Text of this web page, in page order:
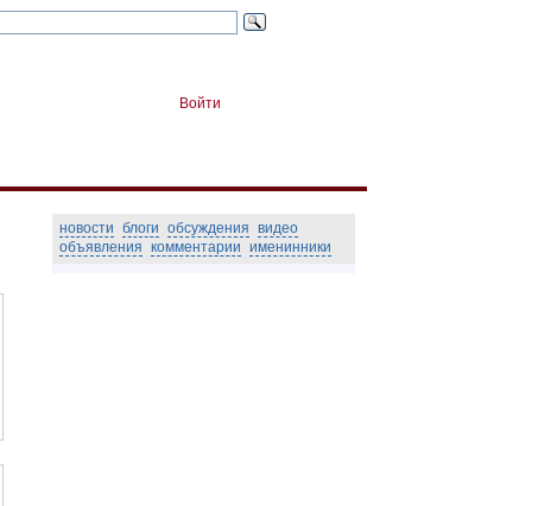
Войти
новости блоги обсуждения видео
объявления комментарии именинники